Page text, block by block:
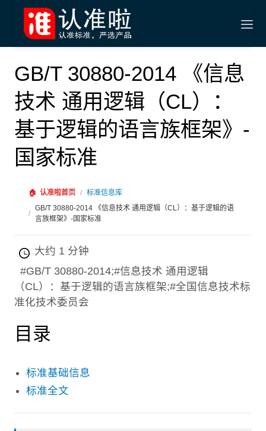
GB/T 30880-2014 《信息
技术 通用逻辑（CL）：
基于逻辑的语言族框架》-
国家标准
🏠 认准啦首页 / 标准信息库
/
GB/T 30880-2014 《信息技术 通用逻辑（CL）：基于逻辑的语
言族框架》-国家标准
大约 1 分钟
#GB/T 30880-2014;#信息技术 通用逻辑
（CL）：基于逻辑的语言族框架;#全国信息技术标
准化技术委员会
目录
标准基础信息
标准全文